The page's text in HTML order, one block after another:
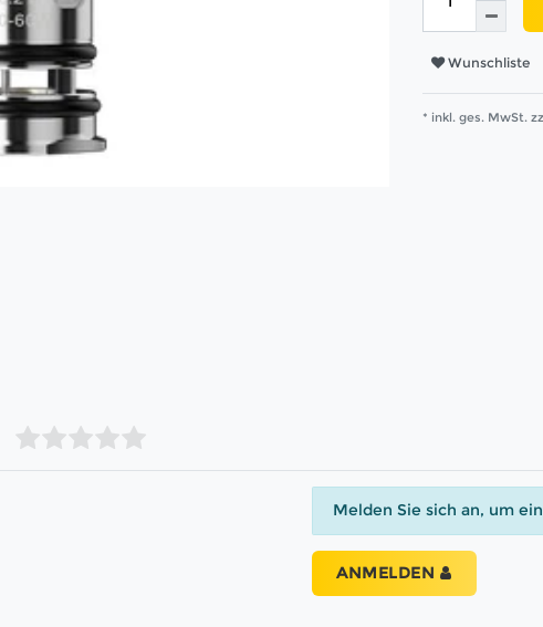
Wunschliste
* inkl. ges. MwSt.
Melden Sie sich an, um
ANMELDEN